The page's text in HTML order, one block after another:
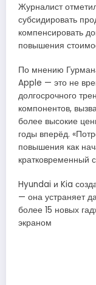
Журналист
субсидировать
компенсировать
повышения
По мнению
Apple — это не
долгосрочного
компонентов,
более высокие
годы вперёд.
повышения как
кратковременный
Hyundai и Kia
— она устраняет
более 15 новых
экраном